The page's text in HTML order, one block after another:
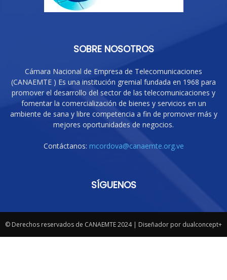
SOBRE NOSOTROS
Cámara Nacional de Empresa de Telecomunicaciones
(CANAEMTE ) Es una institución gremial fundada en 1968 para
promover el desarrollo del sector de las telecomunicaciones y
fomentar la comercialización de bienes y servicios en un
ambiente de sana y libre competencia a fin de promover más y
mejores oportunidades de negocios.
Contáctanos: mcordova@canaemte.org.ve
SÍGUENOS
© Derechos reservados de CANAEMTE 2024 | Diseñador por dualconcept+